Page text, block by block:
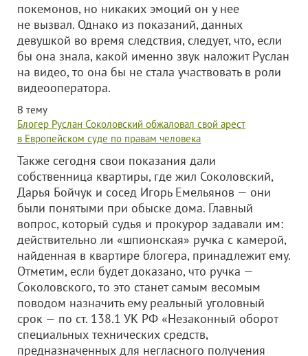
покемонов, но никаких эмоций он у нее
не вызвал. Однако из показаний, данных
девушкой во время следствия, следует, что, если
бы она знала, какой именно звук наложит Руслан
на видео, то она бы не стала участвовать в роли
видеооператора.
В тему
Блогер Руслан Соколовский обжаловал свой арест
в Европейском суде по правам человека
Также сегодня свои показания дали
собственница квартиры, где жил Соколовский,
Дарья Бойчук и сосед Игорь Емельянов — они
были понятыми при обыске дома. Главный
вопрос, который судья и прокурор задавали им:
действительно ли «шпионская» ручка с камерой,
найденная в квартире блогера, принадлежит ему.
Отметим, если будет доказано, что ручка —
Соколовского, то это станет самым весомым
поводом назначить ему реальный уголовный
срок — по ст. 138.1 УК РФ «Незаконный оборот
специальных технических средств,
предназначенных для негласного получения